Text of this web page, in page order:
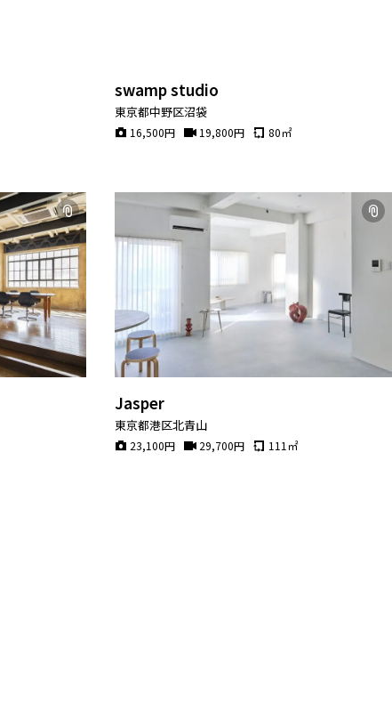
swamp studio
東京都中野区沼袋
16,500円 19,800円 80㎡
Jasper
東京都港区北青山
23,100円 29,700円 111 ㎡